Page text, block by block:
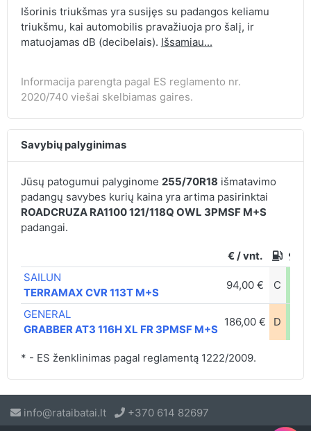
Išorinis triukšmas yra susijęs su padangos keliamu
triukšmu, kai automobilis pravažiuoja pro šalį, ir
matuojamas dB (decibelais). Išsamiau...
Informacija parengta pagal ES reglamento nr.
2020/740 viešai skelbiamas gaires.
Savybių palyginimas
Jūsų patogumui palyginome 255/70R18 išmatavimo
padangų savybes kurių kaina yra artima pasirinktai
ROADCRUZA RA1100 121/118Q OWL 3PMSF M+S
padangai.
€ / vnt.
SAILUN
TERRAMAX CVR 113T M+S
94,00 € C
GENERAL
GRABBER AT3 116H XL FR 3PMSF M+S
186,00 € D
* - ES ženklinimas pagal reglamentą 1222/2009.
info@rataibatai.lt +370 614 82697